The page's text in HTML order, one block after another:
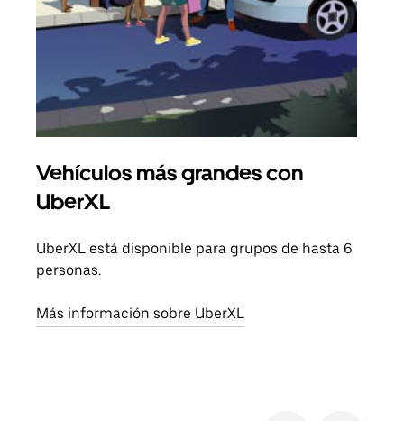
Vehículos más grandes con
UberXL
UberXL está disponible para grupos de hasta 6
personas.
Más información sobre UberXL